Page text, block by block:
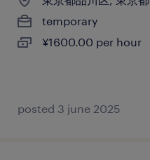
temporary
¥1600.00 per hour
posted 3 june 2025